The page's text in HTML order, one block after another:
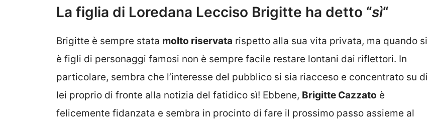
La figlia di Loredana Lecciso Brigitte ha detto “sì“
Brigitte è sempre stata molto riservata rispetto alla sua vita privata, ma quando si
è figli di personaggi famosi non è sempre facile restare lontani dai riflettori. In
particolare, sembra che l’interesse del pubblico si sia riacceso e concentrato su di
lei proprio di fronte alla notizia del fatidico sì! Ebbene, Brigitte Cazzato è
felicemente fidanzata e sembra in procinto di fare il prossimo passo assieme al